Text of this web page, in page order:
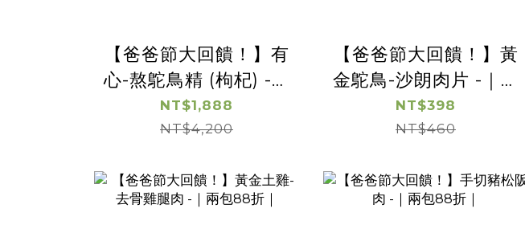
【爸爸節大回饋！】有
心-熬鴕鳥精 (枸杞) -｜
兩盒享5折｜
NT$1,888
NT$4,200
【爸爸節大回饋！】黃
金鴕鳥-沙朗肉片 -｜兩
包88折｜
NT$398
NT$460